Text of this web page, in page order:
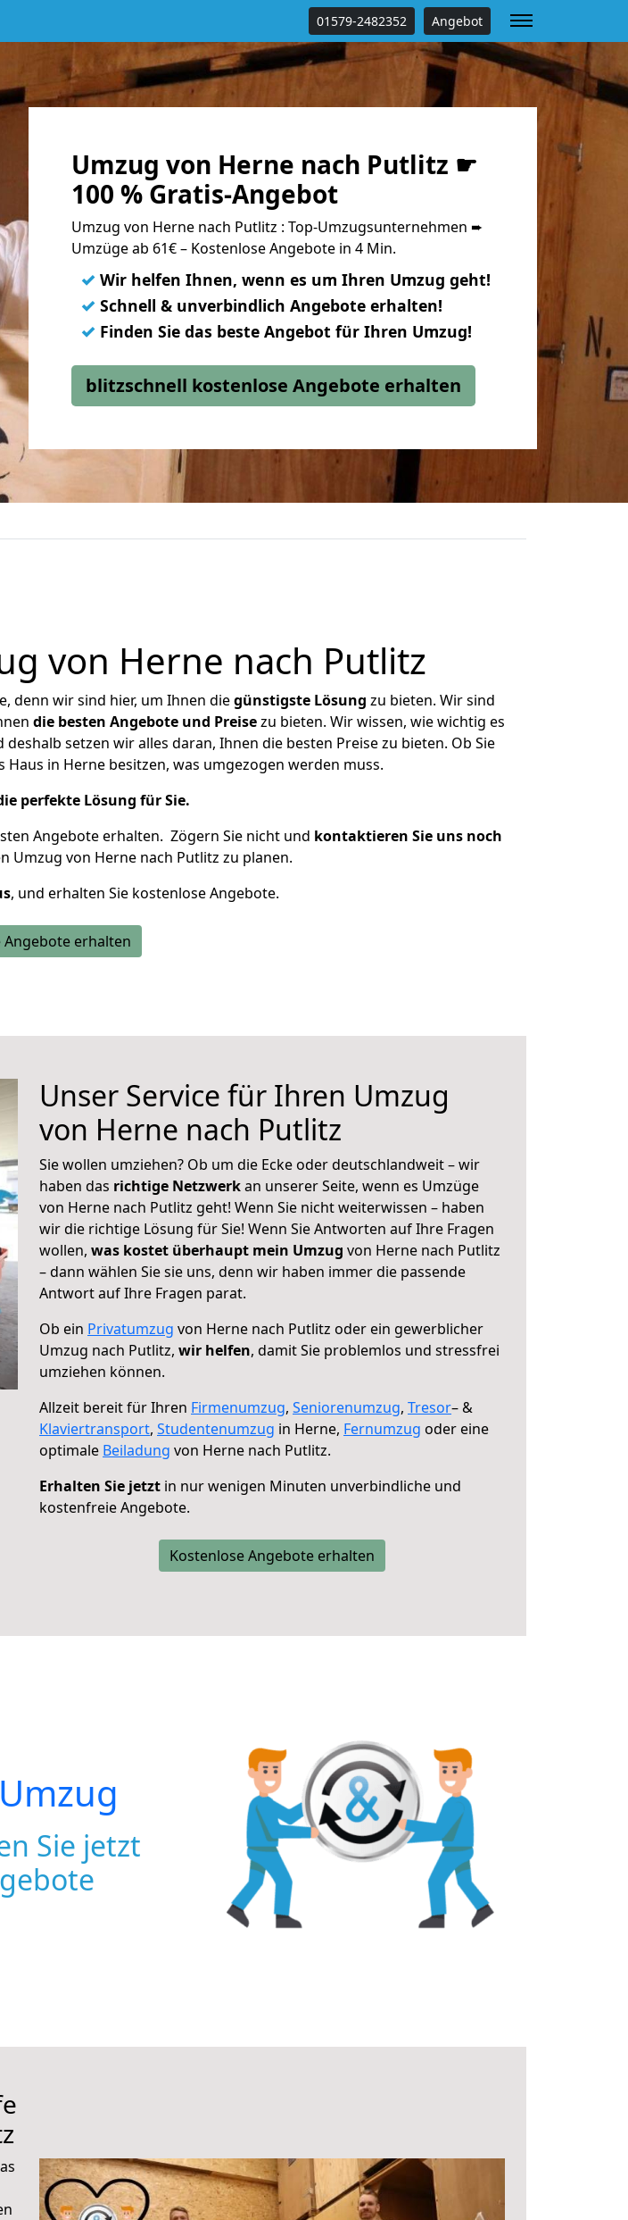
01579-2482352 Angebot
Umzug von Herne nach Putlitz ☛
100 % Gratis-Angebot
Umzug von Herne nach Putlitz : Top-Umzugsunternehmen ➨
Umzüge ab 61€ – Kostenlose Angebote in 4 Min.
✓ Wir helfen Ihnen, wenn es um Ihren Umzug geht!
✓ Schnell & unverbindlich Angebote erhalten!
✓ Finden Sie das beste Angebot für Ihren Umzug!
blitzschnell kostenlose Angebote erhalten
von Herne nach Putlitz
denn wir sind hier, um Ihnen diegünstigste Lösung zu bieten. Wir sind
die besten Angebote und Preisezu bieten. Wir wissen, wie wichtig es
setzen wir alles daran, Ihnen die besten Preise zu bieten. Ob Sie
in Herne besitzen, was umgezogen werden muss.
perfekte Lösung für Sie.
Angebote erhalten. Zögern Sie nicht und kontaktieren Sie uns noch
Umzug von Herne nach Putlitz zu planen.
, und erhalten Sie kostenlose Angebote.
Angebote erhalten
Unser Service für Ihren Umzug
von Herne nach Putlitz
Sie wollen umziehen? Ob um die Ecke oder deutschlandweit – wir
haben das richtige Netzwerkan unserer Seite, wenn es Umzüge
von Herne nach Putlitz geht! Wenn Sie nicht weiterwissen – haben
wir die richtige Lösung für Sie! Wenn Sie Antworten auf Ihre Fragen
wollen, was kostet überhaupt mein Umzug von Herne nach Putlitz
– dann wählen Sie sie uns, denn wir haben immer die passende
Antwort auf Ihre Fragen parat.
Ob ein Privatumzug von Herne nach Putlitz oder ein gewerblicher
Umzug nach Putlitz, wir helfen, damit Sie problemlos und stressfrei
umziehen können.
Allzeit bereit für Ihren Firmenumzug, Seniorenumzug, Tresor– &
Klaviertransport, Studentenumzug in Herne, Fernumzug oder eine
optimale Beiladung von Herne nach Putlitz.
Erhalten Sie jetzt in nur wenigen Minuten unverbindliche und
kostenfreie Angebote.
Kostenlose Angebote erhalten
Sie jetzt